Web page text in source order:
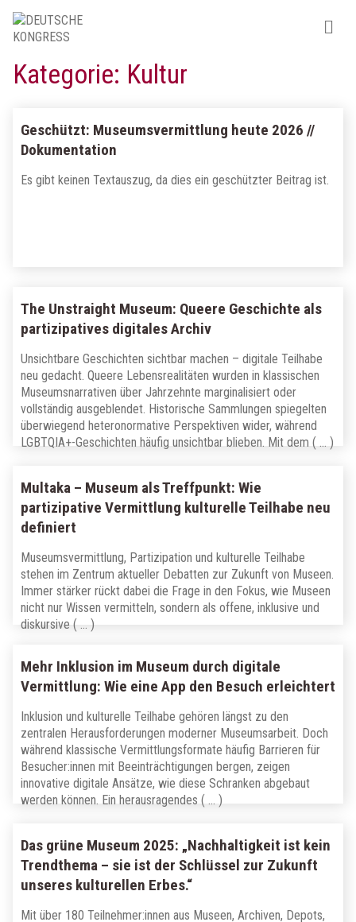
Kategorie: Kultur
Geschützt: Museumsvermittlung heute 2026 //
Dokumentation
Es gibt keinen Textauszug, da dies ein geschützter Beitrag ist.
The Unstraight Museum: Queere Geschichte als
partizipatives digitales Archiv
Unsichtbare Geschichten sichtbar machen – digitale Teilhabe
neu gedacht. Queere Lebensrealitäten wurden in klassischen
Museumsnarrativen über Jahrzehnte marginalisiert oder
vollständig ausgeblendet. Historische Sammlungen spiegelten
überwiegend heteronormative Perspektiven wider, während
LGBTQIA+-Geschichten häufig unsichtbar blieben. Mit dem ( … )
Multaka – Museum als Treffpunkt: Wie
partizipative Vermittlung kulturelle Teilhabe neu
definiert
Museumsvermittlung, Partizipation und kulturelle Teilhabe
stehen im Zentrum aktueller Debatten zur Zukunft von Museen.
Immer stärker rückt dabei die Frage in den Fokus, wie Museen
nicht nur Wissen vermitteln, sondern als offene, inklusive und
diskursive ( … )
Mehr Inklusion im Museum durch digitale
Vermittlung: Wie eine App den Besuch erleichtert
Inklusion und kulturelle Teilhabe gehören längst zu den
zentralen Herausforderungen moderner Museumsarbeit. Doch
während klassische Vermittlungsformate häufig Barrieren für
Besucher:innen mit Beeinträchtigungen bergen, zeigen
innovative digitale Ansätze, wie diese Schranken abgebaut
werden können. Ein herausragendes ( … )
Das grüne Museum 2025: „Nachhaltigkeit ist kein
Trendthema – sie ist der Schlüssel zur Zukunft
unseres kulturellen Erbes.“
Mit über 180 Teilnehmer:innen aus Museen, Archiven, Depots,